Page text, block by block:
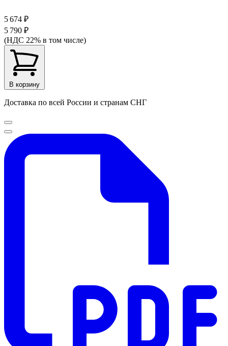
5 674 ₽
5 790 ₽
(НДС 22% в том числе)
В корзину
Доставка по всей России и странам СНГ